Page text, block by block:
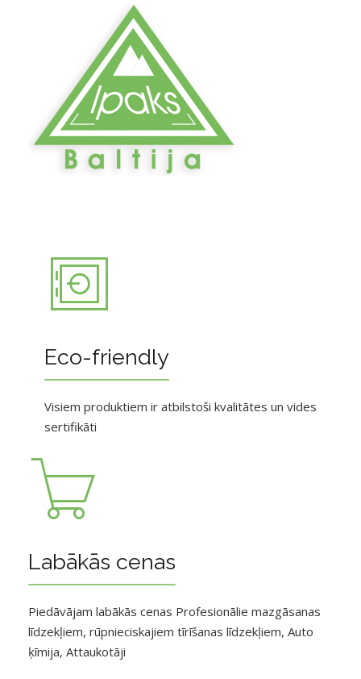
Eco-friendly
Visiem produktiem ir atbilstoši kvalitātes un vides
sertifikāti
Labākās cenas
Piedāvājam labākās cenas Profesionālie mazgāsanas
līdzekļiem, rūpnieciskajiem tīrīšanas līdzekļiem, Auto
ķīmija, Attaukotāji